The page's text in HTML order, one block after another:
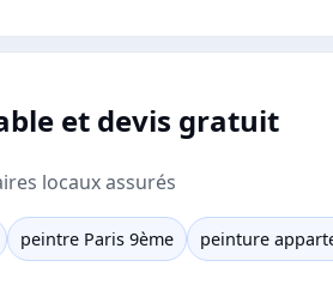
et devis gratuit
locaux assurés
peintre Paris 9ème
peinture